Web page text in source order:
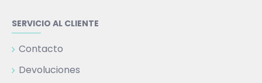
SERVICIO AL CLIENTE
Contacto
Devoluciones